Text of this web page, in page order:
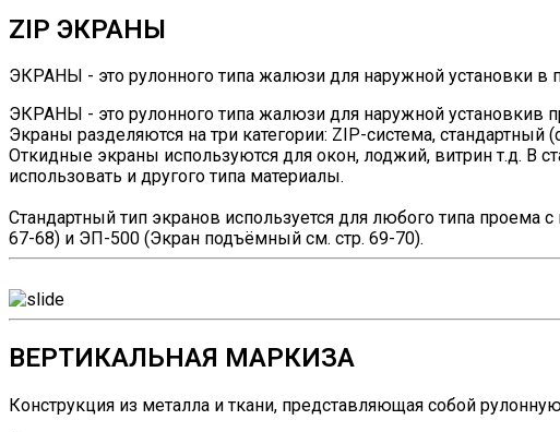
ZIP ЭКРАНЫ
ЭКРАНЫ - это рулонного типа жалюзи для наружной установки в
ЭКРАНЫ - это рулонного типа жалюзи для наружной установкив
Экраны разделяются на три категории: ZIP-система,
Откидные экраны используются для окон, лоджий, витрин т.д. В
использовать и другого типа материалы.
Стандартный тип экранов используется для любого типа
67-68) и ЭП-500 (Экран подъёмный см. стр. 69-70).
ВЕРТИКАЛЬНАЯ МАРКИЗА
Конструкция из металла и ткани, представляющая собой